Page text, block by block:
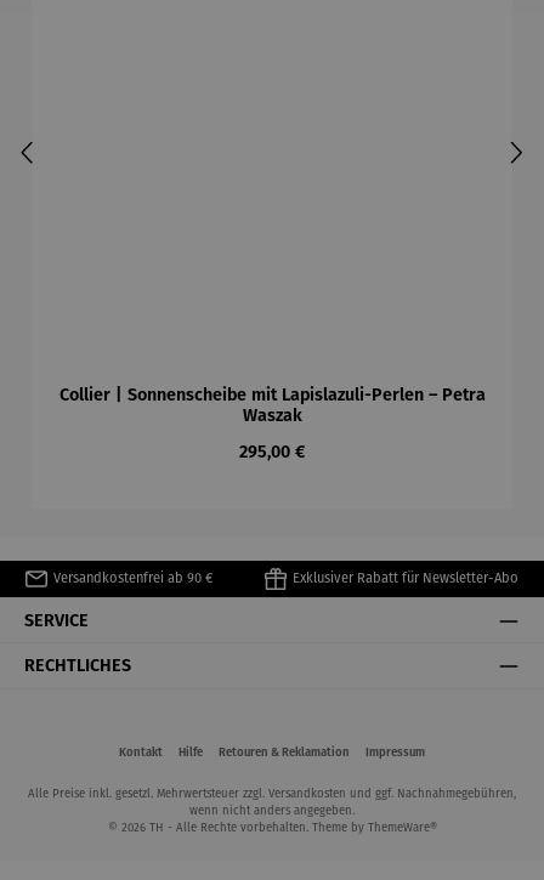
Collier | Sonnenscheibe mit Lapislazuli-Perlen – Petra
Waszak
Regulärer Preis:
295,00 €
Versandkostenfrei ab 90 € Exklusiver Rabatt für Newsletter-Abo
SERVICE
RECHTLICHES
Kontakt Hilfe Retouren & Reklamation Impressum
Alle Preise inkl. gesetzl. Mehrwertsteuer zzgl. Versandkosten und ggf. Nachnahmegebühren,
wenn nicht anders angegeben.
© 2026 TH - Alle Rechte vorbehalten. Theme by ThemeWare®